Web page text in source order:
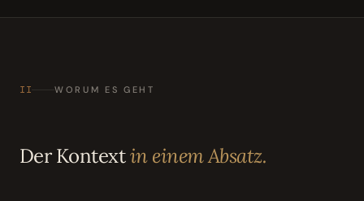
II WORUM ES GEHT
Der Kontextin einem Absatz.